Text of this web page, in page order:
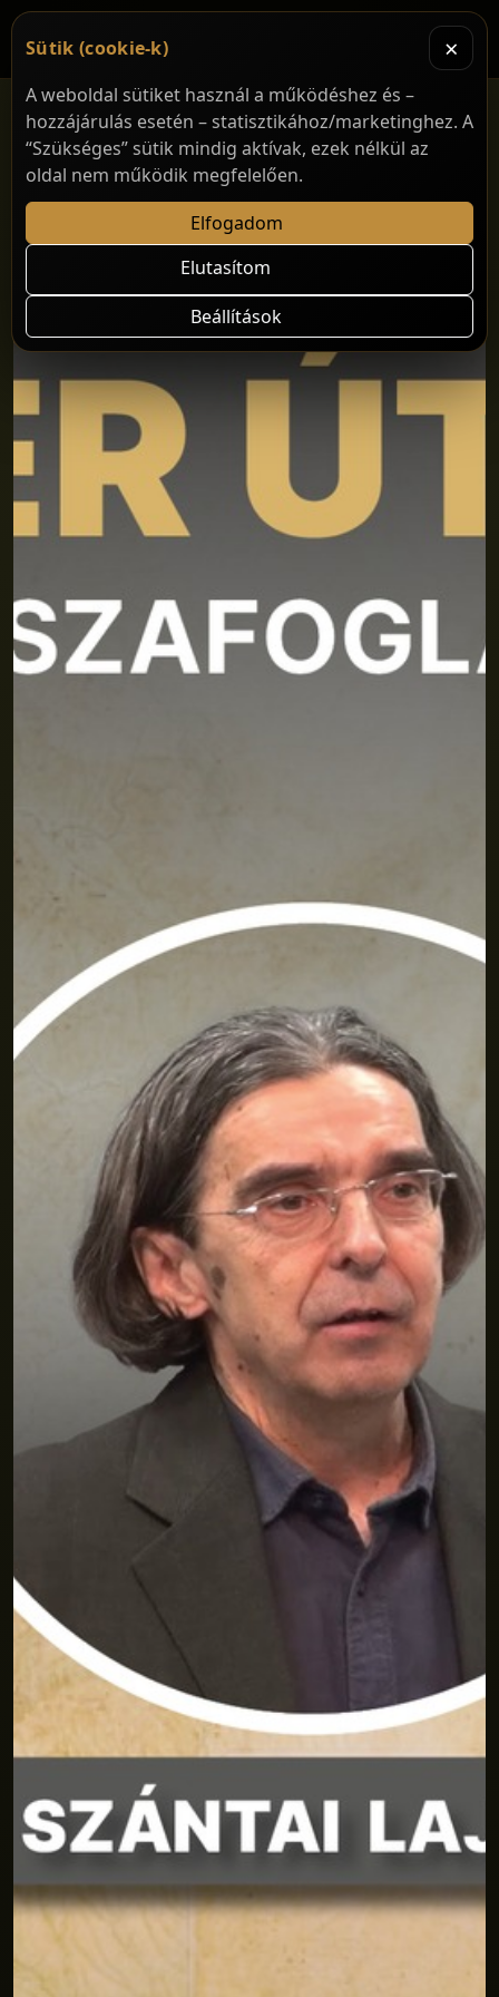
Sütik (cookie-k) ×
A weboldal sütiket használ a működéshez és –
hozzájárulás esetén – statisztikához/marketinghez. A
“Szükséges” sütik mindig aktívak, ezek nélkül az
oldal nem működik megfelelően.
Elfogadom
Elutasítom
Beállítások